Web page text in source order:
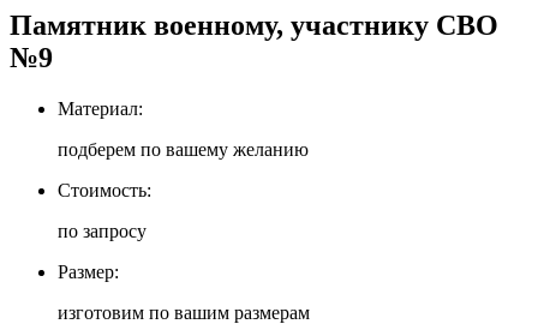
Памятник военному, участнику СВО
№9
Материал:
подберем по вашему желанию
Стоимость:
по запросу
Размер:
изготовим по вашим размерам